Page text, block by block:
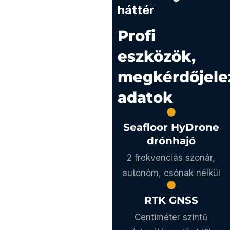
háttér
Profi
eszközök,
adatok
Seafloor HyDrone
drónhajó
2 frekvenciás szonár,
autonóm, csónak nélkül
RTK GNSS
Centiméter szintű